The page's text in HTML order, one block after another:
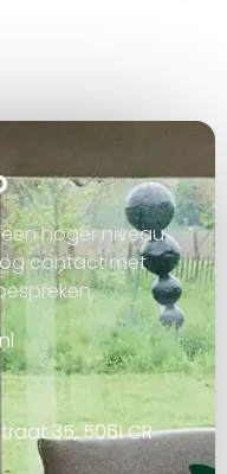
hoger niveau
contact met
35, 5061 CR